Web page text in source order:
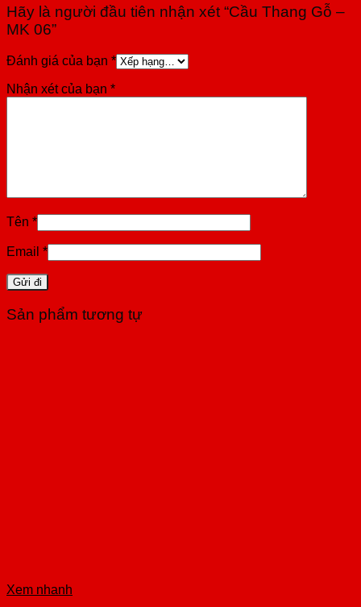
Hãy là người đầu tiên nhận xét “Cầu Thang Gỗ –
MK 06”
Đánh giá của bạn *
Nhận xét của bạn *
Tên *
Email *
Sản phẩm tương tự
Xem nhanh